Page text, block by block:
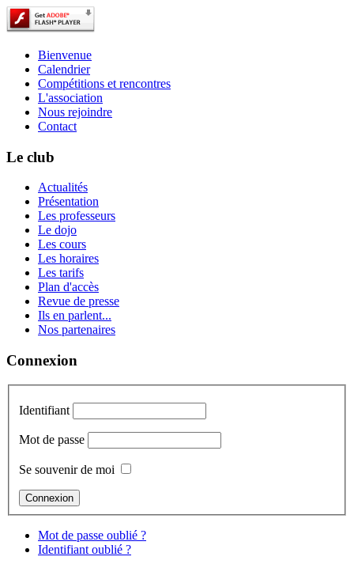
Bienvenue
Calendrier
Compétitions et rencontres
L'association
Nous rejoindre
Contact
Le club
Actualités
Présentation
Les professeurs
Le dojo
Les cours
Les horaires
Les tarifs
Plan d'accès
Revue de presse
Ils en parlent...
Nos partenaires
Connexion
Identifiant
Mot de passe
Se souvenir de moi
Mot de passe oublié ?
Identifiant oublié ?